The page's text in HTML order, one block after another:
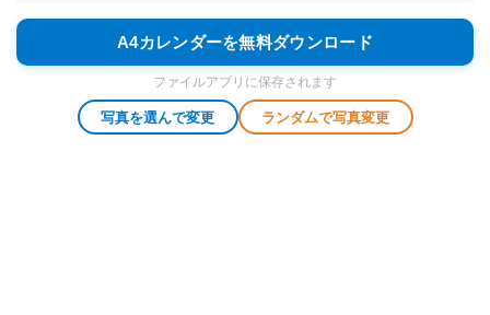
A4カレンダーを無料ダウンロード
ファイルアプリに保存されます
写真を選んで変更 ランダムで写真変更